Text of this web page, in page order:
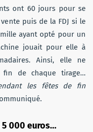
ont 60 jours pour se
puis de la FDJ si le
ayant opté pour un
jouait pour elle à
Ainsi, elle ne
de chaque tirage…
les fêtes de fin
5 000 euros…